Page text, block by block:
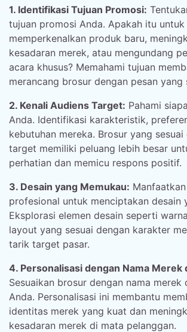
1. Identifikasi Tujuan Promosi:
tujuan promosi Anda. Apakah itu untuk
memperkenalkan produk baru,
kesadaran merek, atau mengundang
acara khusus? Memahami tujuan
merancang brosur dengan pesan yang
2. Kenali Audiens Target: Pahami
Anda. Identifikasi karakteristik,
kebutuhan mereka. Brosur yang
target memiliki peluang lebih besar
perhatian dan memicu respons positif.
3. Desain yang Memukau:
profesional untuk menciptakan desain
Eksplorasi elemen desain seperti
layout yang sesuai dengan karakter
tarik target pasar.
4. Personalisasi dengan Nama Merek
Sesuaikan brosur dengan nama merek
Anda. Personalisasi ini membantu
identitas merek yang kuat dan
kesadaran merek di mata pelanggan.